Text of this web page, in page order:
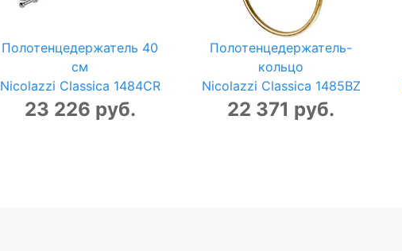
Полотенцедержатель 40
см
Nicolazzi Classica 1484CR
23 226 руб.
Полотенцедержатель-
кольцо
Nicolazzi Classica 1485BZ
22 371 руб.